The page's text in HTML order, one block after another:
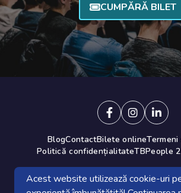
CUMPĂRĂ BILET
BlogContactBilete online
Politică confidențialitateTBPeople
Acest website utilizează cookie-uri